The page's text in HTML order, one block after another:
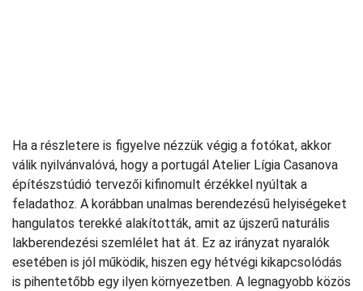
Ha a részletere is figyelve nézzük végig a fotókat, akkor
válik nyilvánvalóvá, hogy a portugál Atelier Lígia Casanova
építészstúdió tervezői kifinomult érzékkel nyúltak a
feladathoz. A korábban unalmas berendezésű helyiségeket
hangulatos terekké alakították, amit az újszerű naturális
lakberendezési szemlélet hat át. Ez az irányzat nyaralók
esetében is jól működik, hiszen egy hétvégi kikapcsolódás
is pihentetőbb egy ilyen környezetben. A legnagyobb közös